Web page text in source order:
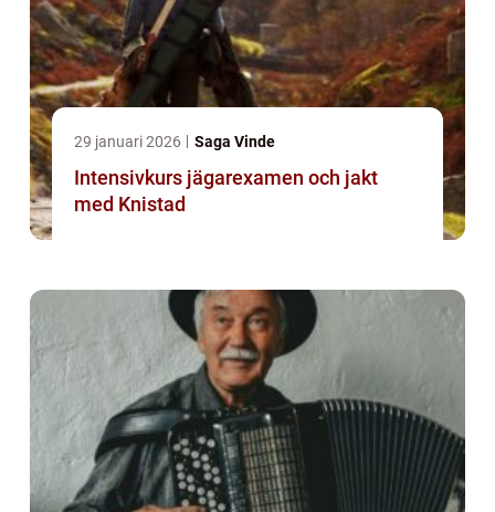
29 januari 2026 Saga Vinde
Intensivkurs jägarexamen och jakt
med Knistad